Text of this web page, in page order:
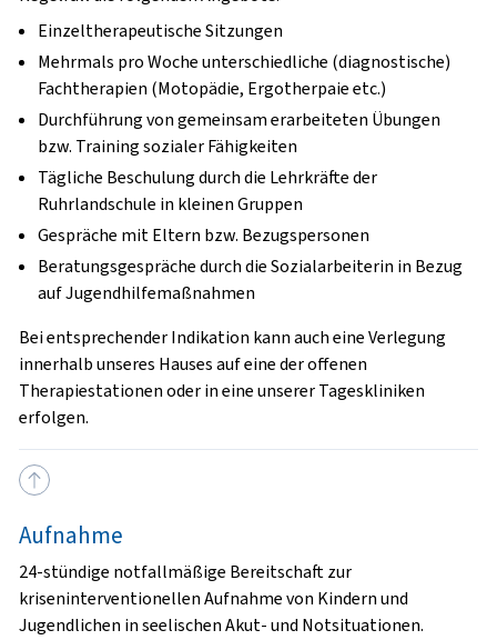
Einzeltherapeutische Sitzungen
Mehrmals pro Woche unterschiedliche (diagnostische)
Fachtherapien (Motopädie, Ergotherpaie etc.)
Durchführung von gemeinsam erarbeiteten Übungen
bzw. Training sozialer Fähigkeiten
Tägliche Beschulung durch die Lehrkräfte der
Ruhrlandschule in kleinen Gruppen
Gespräche mit Eltern bzw. Bezugspersonen
Beratungsgespräche durch die Sozialarbeiterin in Bezug
auf Jugendhilfemaßnahmen
Bei entsprechender Indikation kann auch eine Verlegung
innerhalb unseres Hauses auf eine der offenen
Therapiestationen oder in eine unserer Tageskliniken
erfolgen.
Aufnahme
24-stündige notfallmäßige Bereitschaft zur
kriseninterventionellen Aufnahme von Kindern und
Jugendlichen in seelischen Akut- und Notsituationen.